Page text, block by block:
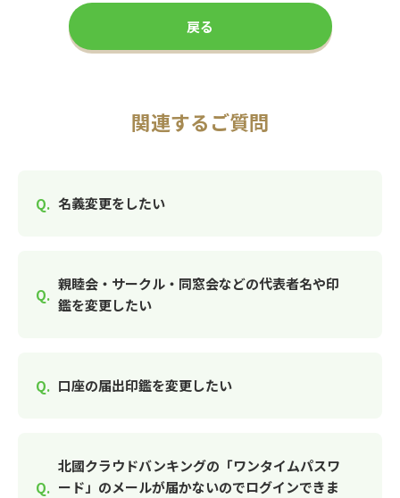
戻る
関連するご質問
名義変更をしたい
親睦会・サークル・同窓会などの代表者名や印
鑑を変更したい
口座の届出印鑑を変更したい
北國クラウドバンキングの「ワンタイムパスワ
ード」のメールが届かないのでログインできま